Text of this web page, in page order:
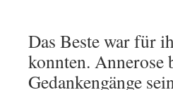
Das Beste war für
konnten.
Gedankengänge